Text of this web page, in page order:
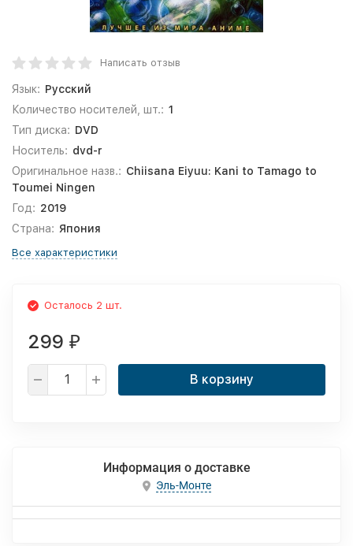
Написать отзыв
Язык: Русский
Количество носителей, шт.: 1
Тип диска: DVD
Носитель: dvd-r
Оригинальное назв.: Chiisana Eiyuu: Kani to Tamago to
Toumei Ningen
Год: 2019
Страна: Япония
Все характеристики
Осталось 2 шт.
299 ₽
В корзину
Информация о доставке
Эль-Монте